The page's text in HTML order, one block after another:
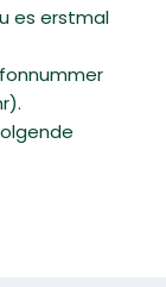
es erstmal